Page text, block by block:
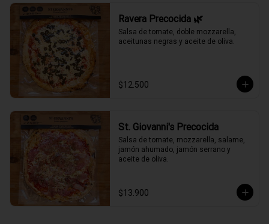
Ravera Precocida 🌿
Salsa de tomate, doble mozzarella,
aceitunas negras y aceite de oliva.
$12.500
St. Giovanni's Precocida
Salsa de tomate, mozzarella, salame,
jamón ahumado, jamón serrano y
aceite de oliva.
$13.900